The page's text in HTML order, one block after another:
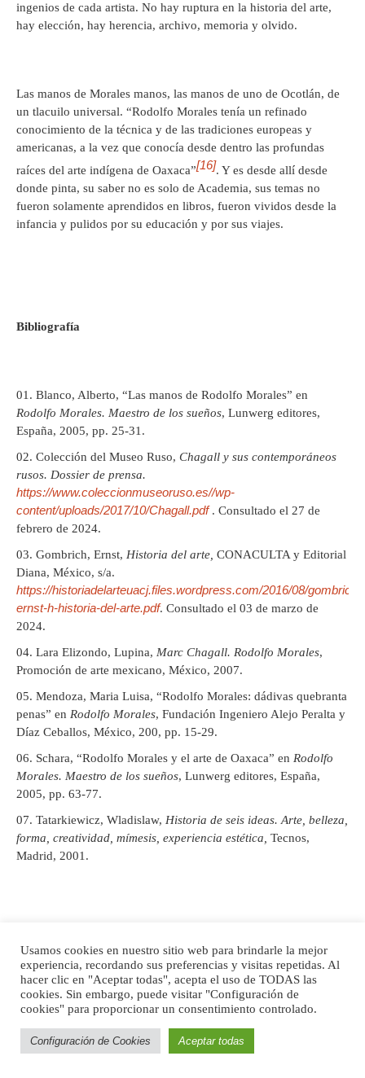
ingenios de cada artista. No hay ruptura en la historia del arte,
hay elección, hay herencia, archivo, memoria y olvido.
Las manos de Morales manos, las manos de uno de Ocotlán, de
un tlacuilo universal. “Rodolfo Morales tenía un refinado
conocimiento de la técnica y de las tradiciones europeas y
americanas, a la vez que conocía desde dentro las profundas
raíces del arte indígena de Oaxaca”[16]. Y es desde allí desde
donde pinta, su saber no es solo de Academia, sus temas no
fueron solamente aprendidos en libros, fueron vividos desde la
infancia y pulidos por su educación y por sus viajes.
Bibliografía
Blanco, Alberto, “Las manos de Rodolfo Morales” en
Rodolfo Morales. Maestro de los sueños, Lunwerg editores,
España, 2005, pp. 25-31.
Colección del Museo Ruso, Chagall y sus contemporáneos
rusos. Dossier de prensa.
https://www.coleccionmuseoruso.es//wp-
content/uploads/2017/10/Chagall.pdf. Consultado el 27 de
febrero de 2024.
Gombrich, Ernst, Historia del arte, CONACULTA y Editorial
Diana, México, s/a.
https://historiadelarteuacj.files.wordpress.com/2016/08/gombrich-
ernst-h-historia-del-arte.pdf. Consultado el 03 de marzo de
2024.
Lara Elizondo, Lupina, Marc Chagall. Rodolfo Morales,
Promoción de arte mexicano, México, 2007.
Mendoza, Maria Luisa, “Rodolfo Morales: dádivas quebranta
penas” en Rodolfo Morales, Fundación Ingeniero Alejo Peralta y
Díaz Ceballos, México, 200, pp. 15-29.
Schara, “Rodolfo Morales y el arte de Oaxaca” en Rodolfo
Morales. Maestro de los sueños, Lunwerg editores, España,
2005, pp. 63-77.
Tatarkiewicz, Wladislaw, Historia de seis ideas. Arte, belleza,
forma, creatividad, mímesis, experiencia estética, Tecnos,
Madrid, 2001.
Notas
Wladislaw Tatarkiewicz,
Historia de seis ideas. Arte, belleza,
forma, creatividad, mímesis, experiencia estética
Usamos cookies en nuestro sitio web para brindarle la mejor
experiencia, recordando sus preferencias y visitas repetidas. Al
hacer clic en "Aceptar todas", acepta el uso de TODAS las
cookies. Sin embargo, puede visitar "Configuración de
cookies" para proporcionar un consentimiento controlado.
Configuración de Cookies Aceptar todas